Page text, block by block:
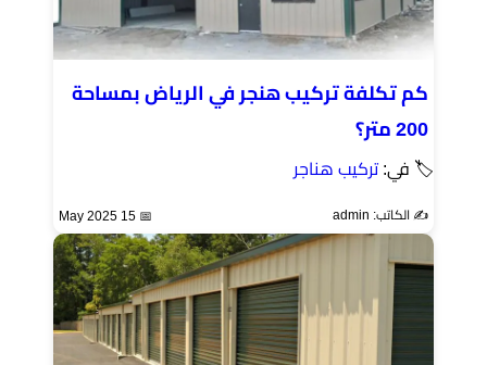
كم تكلفة تركيب هنجر في الرياض بمساحة
200 متر؟
🏷 في:تركيب هناجر
✍️ الكاتب: admin 📅 15 May 2025